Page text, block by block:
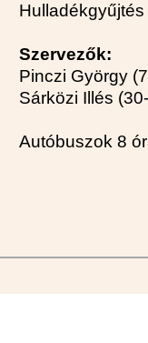
Szervezők:
Pinczi György
Sárközi Illés
Autóbuszok 8